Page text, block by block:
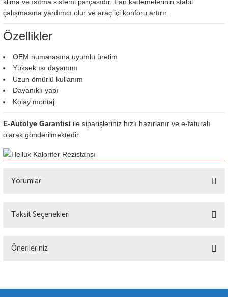
çalışmasına yardımcı olur ve araç içi konforu artırır.
Özellikler
OEM numarasına uyumlu üretim
Yüksek ısı dayanımı
Uzun ömürlü kullanım
Dayanıklı yapı
Kolay montaj
E-Autolye Garantisi ile siparişleriniz hızlı hazırlanır ve e-faturalı
olarak gönderilmektedir.
Yorumlar
Taksit Seçenekleri
Önerileriniz
gördüğünüz noktaları öneri formunu kullanarak tarafımıza iletebilirsiniz.